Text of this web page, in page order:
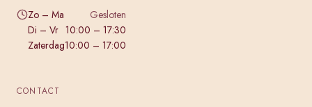
Zo – Ma
Gesloten
Di – Vr 10:00 – 17:30
Zaterdag10:00 – 17:00
CONTACT